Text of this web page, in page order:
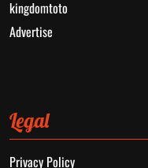
kingdomtoto
Advertise
Legal
Privacy Policy